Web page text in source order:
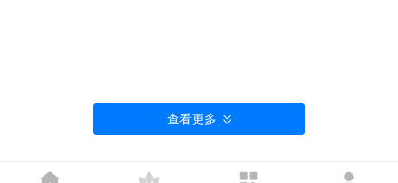
查看更多